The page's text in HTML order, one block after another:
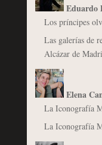
Eduardo
Los príncipes
Las galerías de
Alcázar de
Elena
La Iconografía
La Iconografía